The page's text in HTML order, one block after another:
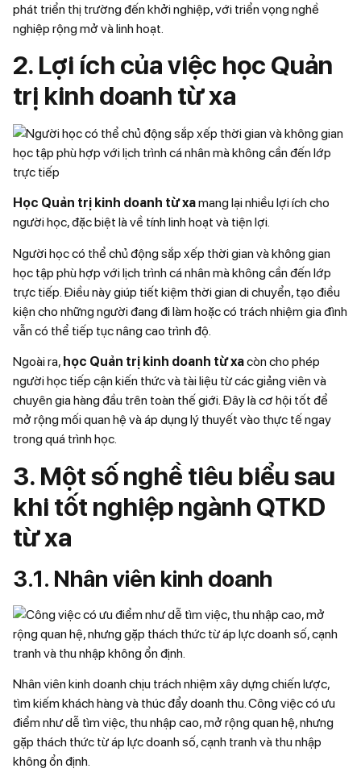
phát triển thị trường đến khởi nghiệp, với triển vọng nghề
nghiệp rộng mở và linh hoạt.
2. Lợi ích của việc học Quản
trị kinh doanh từ xa
Học Quản trị kinh doanh từ xamang lại nhiều lợi ích cho
người học, đặc biệt là về tính linh hoạt và tiện lợi.
Người học có thể chủ động sắp xếp thời gian và không gian
học tập phù hợp với lịch trình cá nhân mà không cần đến lớp
trực tiếp. Điều này giúp tiết kiệm thời gian di chuyển, tạo điều
kiện cho những người đang đi làm hoặc có trách nhiệm gia đình
vẫn có thể tiếp tục nâng cao trình độ.
Ngoài ra, học Quản trị kinh doanh từ xacòn cho phép
người học tiếp cận kiến thức và tài liệu từ các giảng viên và
chuyên gia hàng đầu trên toàn thế giới. Đây là cơ hội tốt để
mở rộng mối quan hệ và áp dụng lý thuyết vào thực tế ngay
trong quá trình học.
3. Một số nghề tiêu biểu sau
khi tốt nghiệp ngành QTKD
từ xa
3.1. Nhân viên kinh doanh
Nhân viên kinh doanh chịu trách nhiệm xây dựng chiến lược,
tìm kiếm khách hàng và thúc đẩy doanh thu. Công việc có ưu
điểm như dễ tìm việc, thu nhập cao, mở rộng quan hệ, nhưng
gặp thách thức từ áp lực doanh số, cạnh tranh và thu nhập
không ổn định.